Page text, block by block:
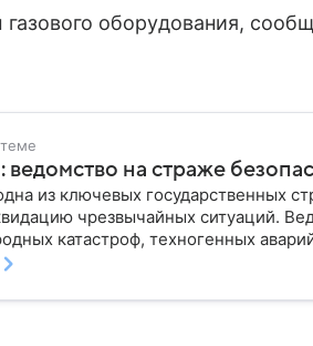
оборудования,
на страже
из ключевых государственных
чрезвычайных ситуаций.
катастроф, техногенных
собой МЧС, как оно